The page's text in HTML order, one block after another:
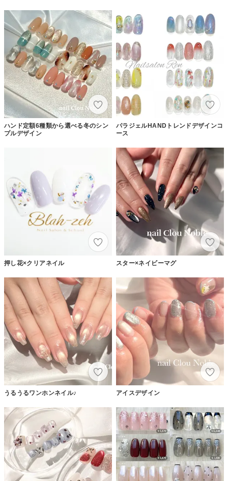
ハンド定額6種類から選べる冬のシン
プルデザイン
パラジェルHANDトレンドデザインコ
ース
押し花×クリアネイル スター×ネイビーマグ
うるうるワンホンネイル♪ アイスデザイン